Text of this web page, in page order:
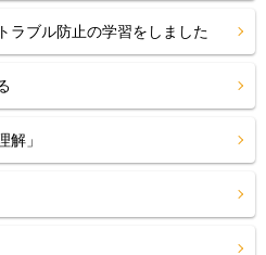
ラブル防止の学習をしました
解」